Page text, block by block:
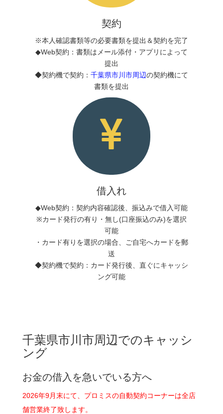
契約
※本人確認書類等の必要書類を提出＆契約を完了
◆Web契約：書類はメール添付・アプリによって
提出
◆契約機で契約： 千葉県市川市周辺の契約機にて
書類を提出
借入れ
◆Web契約：契約内容確認後、振込みで借入可能
※カード発行の有り・無し(口座振込のみ)を選択
可能
・カード有りを選択の場合、ご自宅へカードを郵
送
◆契約機で契約：カード発行後、直ぐにキャッシ
ング可能
千葉県市川市周辺でのキャッシ
ング
お金の借入を急いでいる方へ
2026年9月末にて、プロミスの自動契約コーナーは全店
舗営業終了致します。